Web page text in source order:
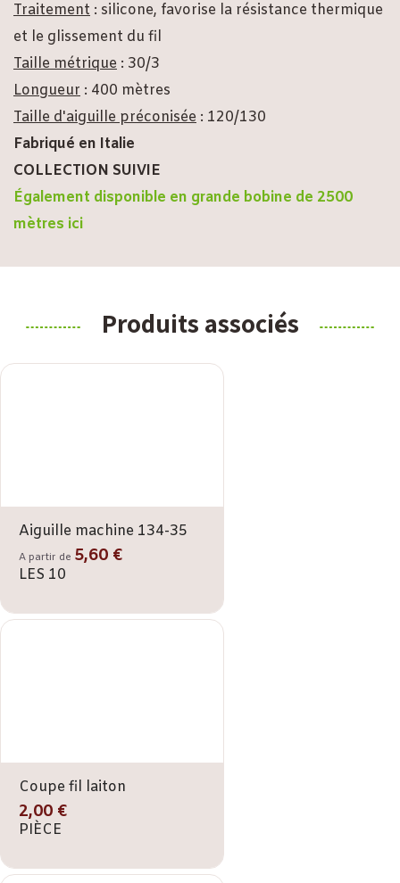
Traitement : silicone, favorise la résistance thermique
et le glissement du fil
Taille métrique : 30/3
Longueur : 400 mètres
Taille d'aiguille préconisée : 120/130
Fabriqué en Italie
COLLECTION SUIVIE
Également disponible en grande bobine de 2500
mètres ici
Produits associés
Aiguille machine 134-35
A partir de 5,60 €
LES 10
Coupe fil laiton
2,00 €
PIÈCE